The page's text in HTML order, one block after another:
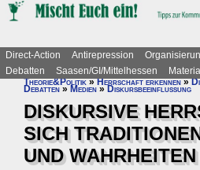
Direct-Action Antirepression
Debatten
Saasen/GI/Mittelhessen
Theorie&Politik»Herrschaft erkennen»
Debatten » Medien » Diskursbeeinflussung
DISKURSIVE
SICH
UND